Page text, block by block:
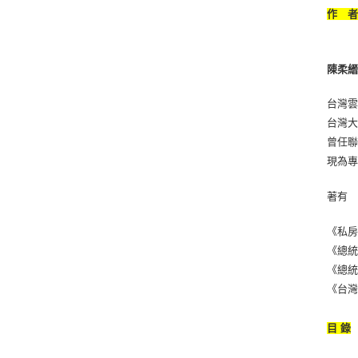
作
陳柔縉
台灣
台灣
曾任
現為
著有
《私
《總
《總
《台
目 錄